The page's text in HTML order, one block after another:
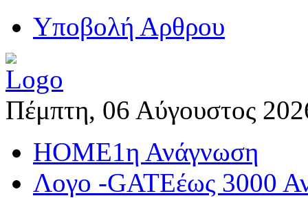
Yποβολή Αρθρου
Πέμπτη, 06 Αύγουστος
HOME1η Ανάγνωση
Λογο -GATEέως 3000